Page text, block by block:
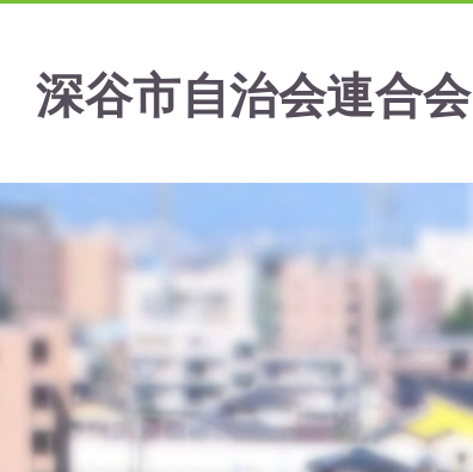
深谷市自治会連合会